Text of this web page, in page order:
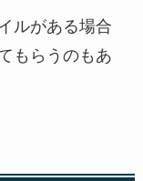
ルがある場合
もらうのもあ